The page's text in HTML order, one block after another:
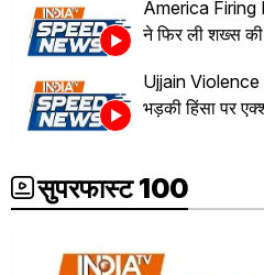
America Firing
ने फिर ली शख्स
Ujjain Violence
भड़की हिंसा पर
सुपरफास्ट 100